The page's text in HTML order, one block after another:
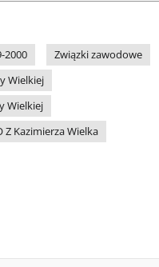
2000
Związki zawodowe
Wielkiej
Wielkiej
Kazimierza Wielka